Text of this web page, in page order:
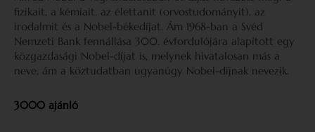
fizikait, a kémiait, az élettanit (orvostudományit), az
irodalmit és a Nobel-békedíjat. Ám 1968-ban a Svéd
Nemzeti Bank fennállása 300. évfordulójára alapított egy
közgazdasági Nobel-díjat is, melynek hivatalosan más a
neve, ám a köztudatban ugyanúgy Nobel-díjnak nevezik.
3000 ajánló